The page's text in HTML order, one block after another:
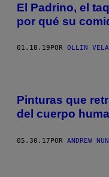
El Padrino, el
por qué su
01.18.19 POR OLLIN
Pinturas que
del cuerpo
05.30.17POR ANDREW